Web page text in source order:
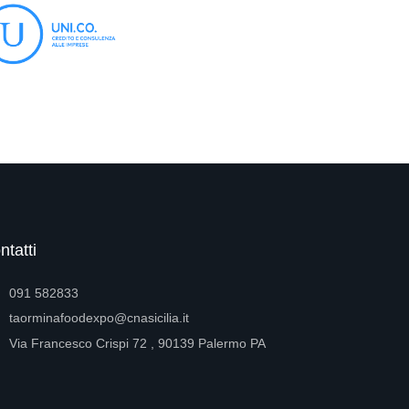
091 582833
taorminafoodexpo@cnasicilia.it
Via Francesco Crispi 72 , 90139 Palermo PA